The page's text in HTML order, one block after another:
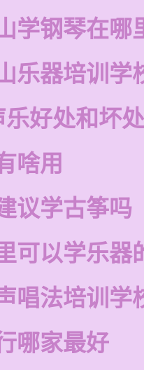
学钢琴在哪
乐器培训学
乐好处和坏处
啥用
议学古筝吗
可以学乐器
唱法培训学
哪家最好